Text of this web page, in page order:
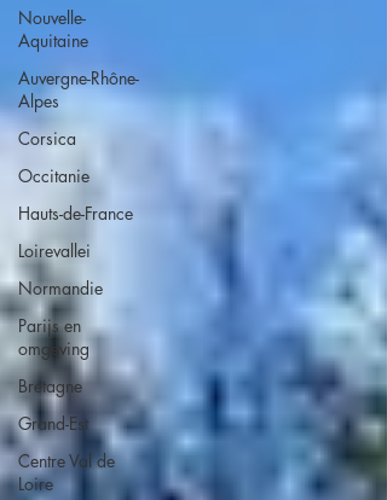
Nouvelle-
Aquitaine
Auvergne-Rhône-
Alpes
Corsica
Occitanie
Hauts-de-France
Loirevallei
Normandie
Parijs en
omgeving
Bretagne
Grand-Est
Centre Val de
Loire